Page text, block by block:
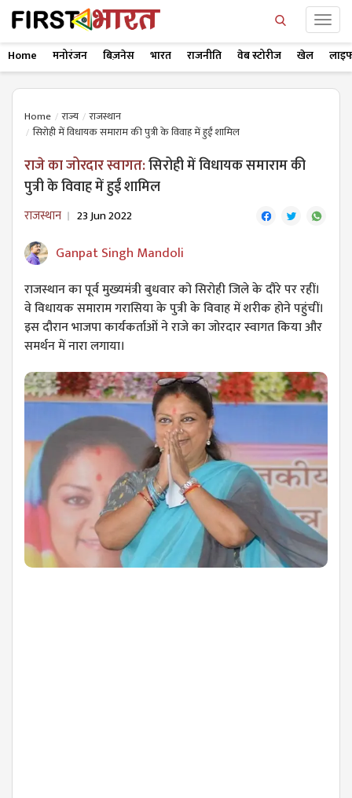
Home मनोरंजन बिज़नेस भारत राजनीति वेब स्टोरीज खेल
Home राज्य
राजस्थान
सिरोही में विधायक समाराम की पुत्री के विवाह में हुईं शामिल
राजे का जोरदार स्वागत:सिरोही में विधायक समाराम की
पुत्री के विवाह में हुईं शामिल
राजस्थान 23 Jun 2022
Ganpat Singh Mandoli
राजस्थान का पूर्व मुख्यमंत्री बुधवार को सिरोही जिले के दौरे पर रहीं।
वे विधायक समाराम गरासिया के पुत्री के विवाह में शरीक होने पहुंचीं।
इस दौरान भाजपा कार्यकर्ताओं ने राजे का जोरदार स्वागत किया और
समर्थन में नारा लगाया।